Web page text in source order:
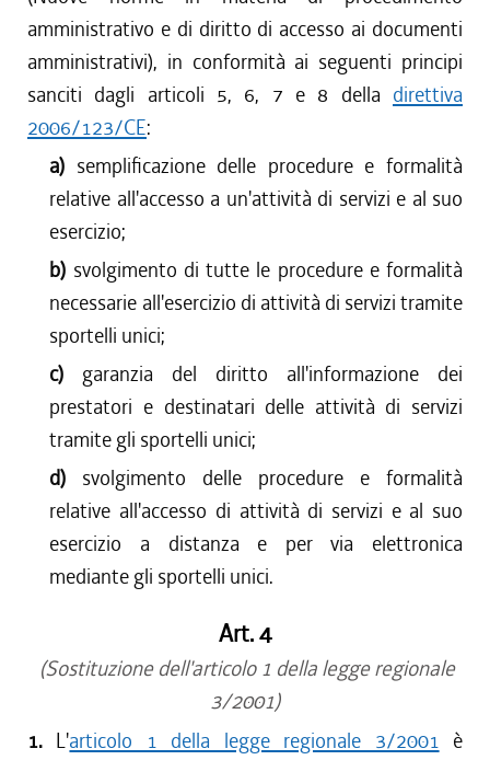
amministrativo e di diritto di accesso ai documenti
amministrativi), in conformità ai seguenti principi
sanciti dagli articoli 5, 6, 7 e 8 della direttiva
2006/123/CE:
a) semplificazione delle procedure e formalità
relative all'accesso a un'attività di servizi e al suo
esercizio;
b) svolgimento di tutte le procedure e formalità
necessarie all'esercizio di attività di servizi tramite
sportelli unici;
c) garanzia del diritto all'informazione dei
prestatori e destinatari delle attività di servizi
tramite gli sportelli unici;
d) svolgimento delle procedure e formalità
relative all'accesso di attività di servizi e al suo
esercizio a distanza e per via elettronica
mediante gli sportelli unici.
Art. 4
(Sostituzione dell'articolo 1 della legge regionale
3/2001)
1. L'articolo 1 della legge regionale 3/2001 è